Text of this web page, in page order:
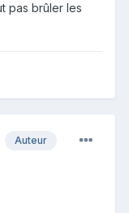
pas brûler les
Auteur